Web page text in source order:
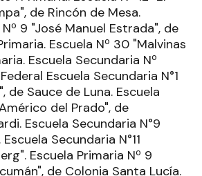
de Rincón de Mesa.
9 "José Manuel Estrada", de
Escuela Nº 30 "Malvinas
Escuela Secundaria Nº
Escuela Secundaria N°1
de Sauce de Luna. Escuela
del Prado", de
Escuela Secundaria N°9
Secundaria N°11
Escuela Primaria Nº 9
de Colonia Santa Lucía.